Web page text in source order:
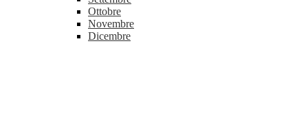
Ottobre
Novembre
Dicembre